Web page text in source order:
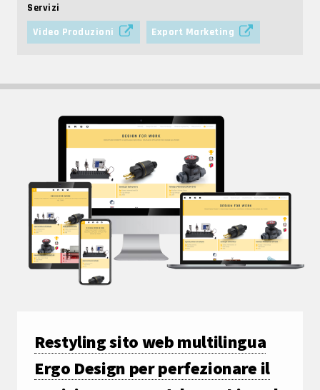
Servizi
Video Produzioni
Export Marketing
Restyling sito web multilingua
Ergo Design per perfezionare il